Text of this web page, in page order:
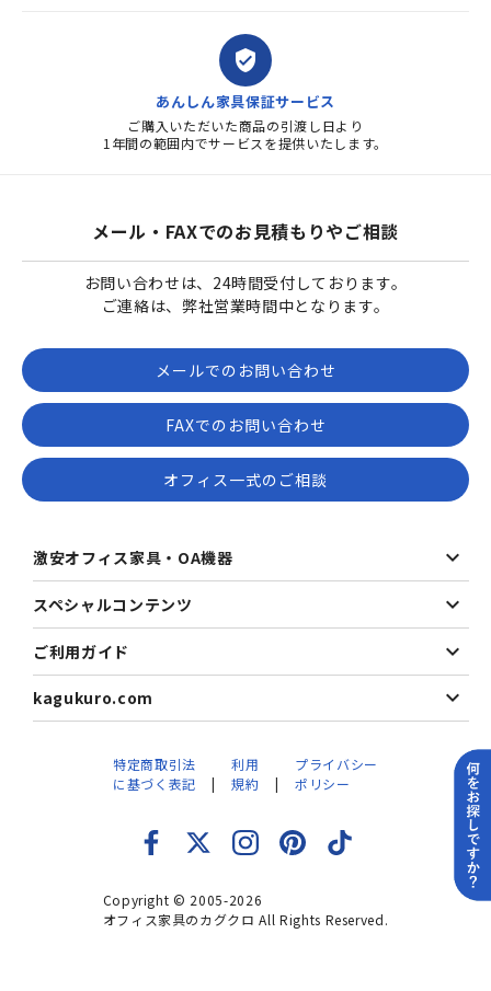
verified_user
あんしん家具保証サービス
ご購入いただいた商品の引渡し日より
1年間の範囲内でサービスを提供いたします。
メール・FAXでのお見積もりやご相談
お問い合わせは、24時間受付しております。
ご連絡は、弊社営業時間中となります。
メールでのお問い合わせ
FAXでのお問い合わせ
オフィス一式のご相談
激安オフィス家具・OA機器
スペシャルコンテンツ
ご利用ガイド
kagukuro.com
Copyright © 2005-2026
オフィス家具のカグクロ All Rights Reserved.
特定商取引法
に基づく表記
利用
規約
プライバシー
ポリシー